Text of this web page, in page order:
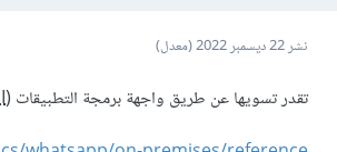
نشر22 ديسمبر 2022 (معدل)
تقدر تسويها عن طريق واجهة برمجة التطبيقات (